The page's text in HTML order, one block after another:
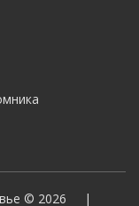
© 2026 |